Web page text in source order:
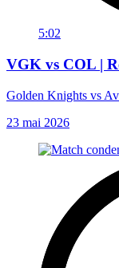
5:02
VGK vs COL |
Golden Knights vs
23 mai 2026